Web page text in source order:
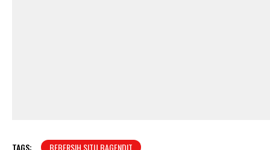
TAGS:
BEBERSIH SITU BAGENDIT